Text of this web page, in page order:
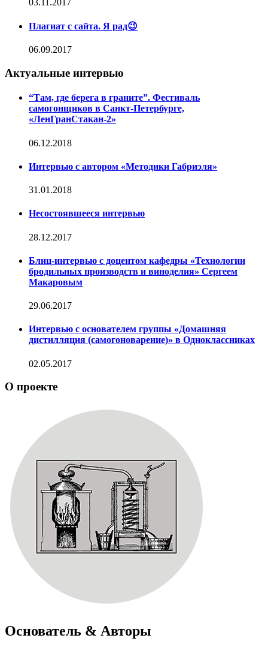
Плагиат с сайта. Я рад😉
06.09.2017
Актуальные интервью
“Там, где берега в граните”. Фестиваль
самогонщиков в Санкт-Петербурге,
«ЛенГранСтакан-2»
06.12.2018
Интервью с автором «Методики Габриэля»
31.01.2018
Несостоявшееся интервью
28.12.2017
Блиц-интервью с доцентом кафедры «Технологии
бродильных производств и виноделия» Сергеем
Макаровым
29.06.2017
Интервью с основателем группы «Домашняя
дистилляция (самогоноварение)» в Одноклассниках
02.05.2017
О проекте
Основатель & Авторы